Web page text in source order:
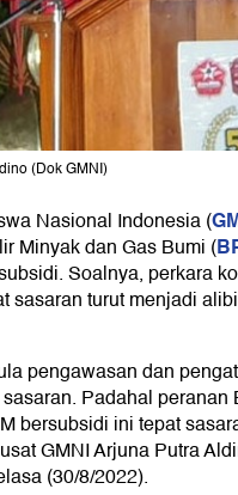
(Dok GMNI)
Nasional Indonesia (
Minyak dan Gas Bumi (
Soalnya, perkara
sasaran turut menjadi
pengawasan dan
Padahal peranan
bersubsidi ini tepat
GMNI Arjuna Putra
(30/8/2022).